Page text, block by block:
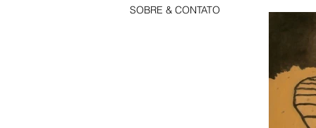
SOBRE & CONTATO